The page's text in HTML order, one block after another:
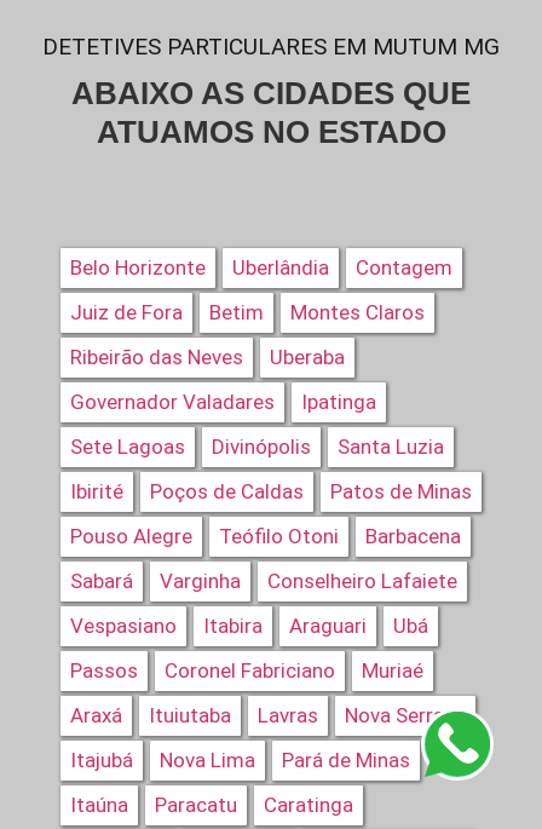
DETETIVES PARTICULARES EM MUTUM MG
ABAIXO AS CIDADES QUE
ATUAMOS NO ESTADO
Belo Horizonte Uberlândia
Contagem
Juiz de Fora
Betim
Montes Claros
Ribeirão das Neves
Uberaba
Governador Valadares
Ipatinga
Sete Lagoas
Divinópolis
Santa Luzia
Ibirité
Poços de Caldas
Patos de Minas
Pouso Alegre
Teófilo Otoni
Barbacena
Sabará
Varginha
Conselheiro Lafaiete
Vespasiano
Itabira Araguari
Ubá
Passos
Coronel Fabriciano
Muriaé
Araxá
Ituiutaba Lavras
Nova Serrana
Itajubá
Nova Lima
Pará de Minas
Itaúna
Paracatu Caratinga